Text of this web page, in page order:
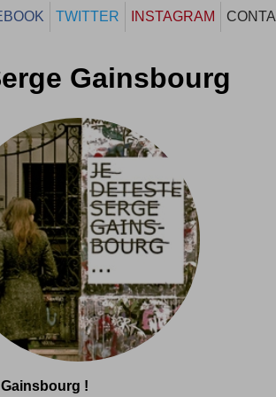
TWITTER INSTAGRAM
Gainsbourg
!